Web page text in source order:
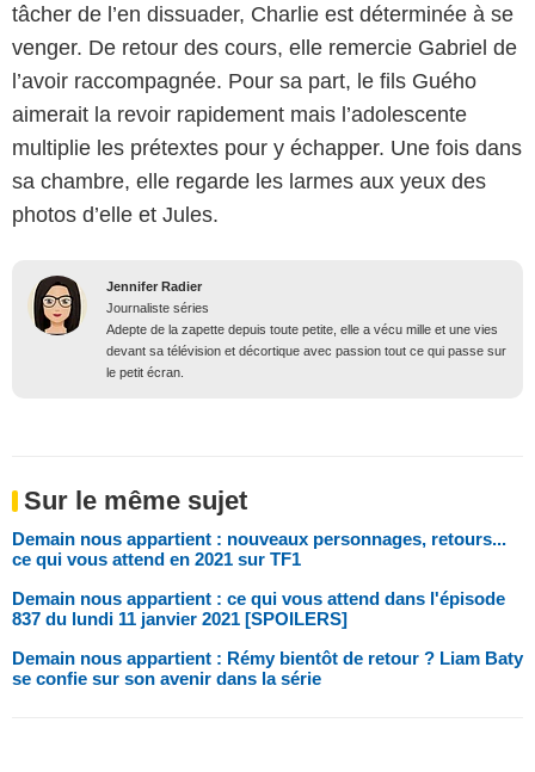
tâcher de l’en dissuader, Charlie est déterminée à se
venger. De retour des cours, elle remercie Gabriel de
l’avoir raccompagnée. Pour sa part, le fils Guého
aimerait la revoir rapidement mais l’adolescente
multiplie les prétextes pour y échapper. Une fois dans
sa chambre, elle regarde les larmes aux yeux des
photos d’elle et Jules.
Jennifer Radier
Journaliste séries
Adepte de la zapette depuis toute petite, elle a vécu mille et une vies
devant sa télévision et décortique avec passion tout ce qui passe sur
le petit écran.
Sur le même sujet
Demain nous appartient : nouveaux personnages, retours...
ce qui vous attend en 2021 sur TF1
Demain nous appartient : ce qui vous attend dans l'épisode
837 du lundi 11 janvier 2021 [SPOILERS]
Demain nous appartient : Rémy bientôt de retour ? Liam Baty
se confie sur son avenir dans la série